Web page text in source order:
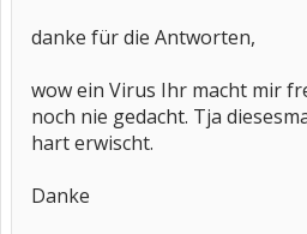
danke für die Antworten,
wow ein Virus Ihr macht mir
noch nie gedacht. Tja
hart erwischt.
Danke